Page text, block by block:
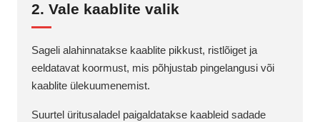
2. Vale kaablite valik
Sageli alahinnatakse kaablite pikkust, ristlõiget ja
eeldatavat koormust, mis põhjustab pingelangusi või
kaablite ülekuumenemist.
Suurtel üritusaladel paigaldatakse kaableid sadade